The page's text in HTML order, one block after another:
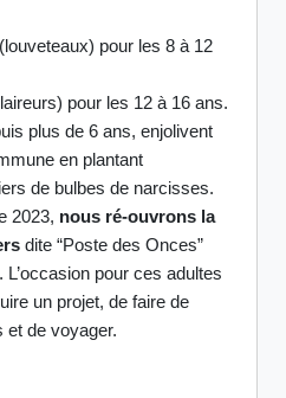
pour les 8 à 12
pour les 12 à 16 ans.
plus de 6 ans, enjolivent
en plantant
de bulbes de narcisses.
2023, nous ré-ouvrons la
dite “Poste des Onces”
pour ces adultes
un projet, de faire de
et de voyager.